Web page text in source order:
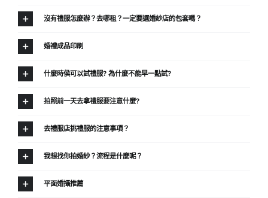
沒有禮服怎麼辦？去哪租？一定要選婚紗店的包套嗎？
婚禮成品印刷
什麼時侯可以試禮服? 為什麼不能早一點試?
拍照前一天去拿禮服要注意什麼?
去禮服店挑禮服的注意事項？
我想找你拍婚紗？流程是什麼呢？
平面婚攝推薦